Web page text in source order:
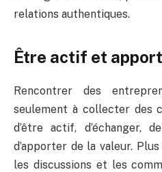
relations authentiques.
Être actif et
Rencontrer des
seulement à collecter des
d’être actif, d’échanger,
d’apporter de la valeur.
les discussions et les